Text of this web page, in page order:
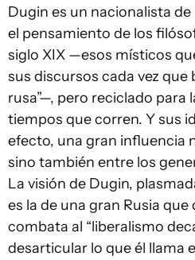
Dugin es un nacionalista
el pensamiento de los
siglo XIX —esos místicos
sus discursos cada vez que
rusa”—, pero reciclado para
tiempos que corren. Y sus
efecto, una gran influencia
sino también entre los
La visión de Dugin,
es la de una gran Rusia
combata al “liberalismo
desarticular lo que él llama